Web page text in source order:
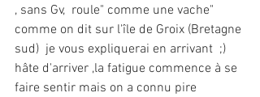
, sans Gv,  roule" comme une vache"
comme on dit sur l'île de Groix (Bretagne
sud)  je vous expliquerai en arrivant  ;)
hâte d'arriver ,la fatigue commence à se
faire sentir mais on a connu pire